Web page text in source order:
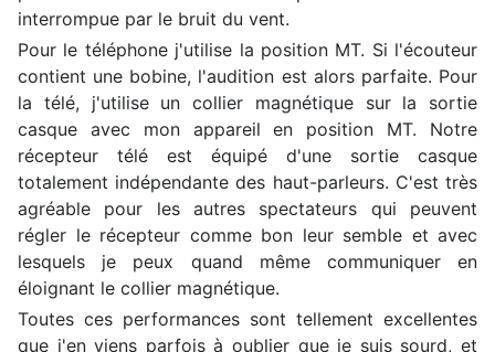
interrompue par le bruit du vent.
Pour le téléphone j'utilise la position MT. Si l'écouteur
contient une bobine, l'audition est alors parfaite. Pour
la télé, j'utilise un collier magnétique sur la sortie
casque avec mon appareil en position MT. Notre
récepteur télé est équipé d'une sortie casque
totalement indépendante des haut-parleurs. C'est très
agréable pour les autres spectateurs qui peuvent
régler le récepteur comme bon leur semble et avec
lesquels je peux quand même communiquer en
éloignant le collier magnétique.
Toutes ces performances sont tellement excellentes
que j'en viens parfois à oublier que je suis sourd, et